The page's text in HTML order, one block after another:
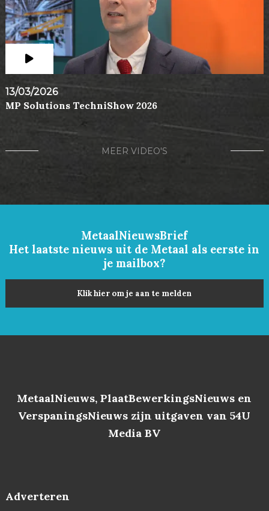
13/03/2026
MP Solutions TechniShow 2026
MEER VIDEO'S
MetaalNieuwsBrief
Het laatste nieuws uit de Metaal als eerste in
je mailbox?
Klik hier om je aan te melden
MetaalNieuws, PlaatBewerkingsNieuws en
VerspaningsNieuws zijn uitgaven van 54U
Media BV
Adverteren